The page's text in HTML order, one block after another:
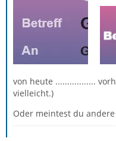
von heute .................
vielleicht.)
Oder meintest du